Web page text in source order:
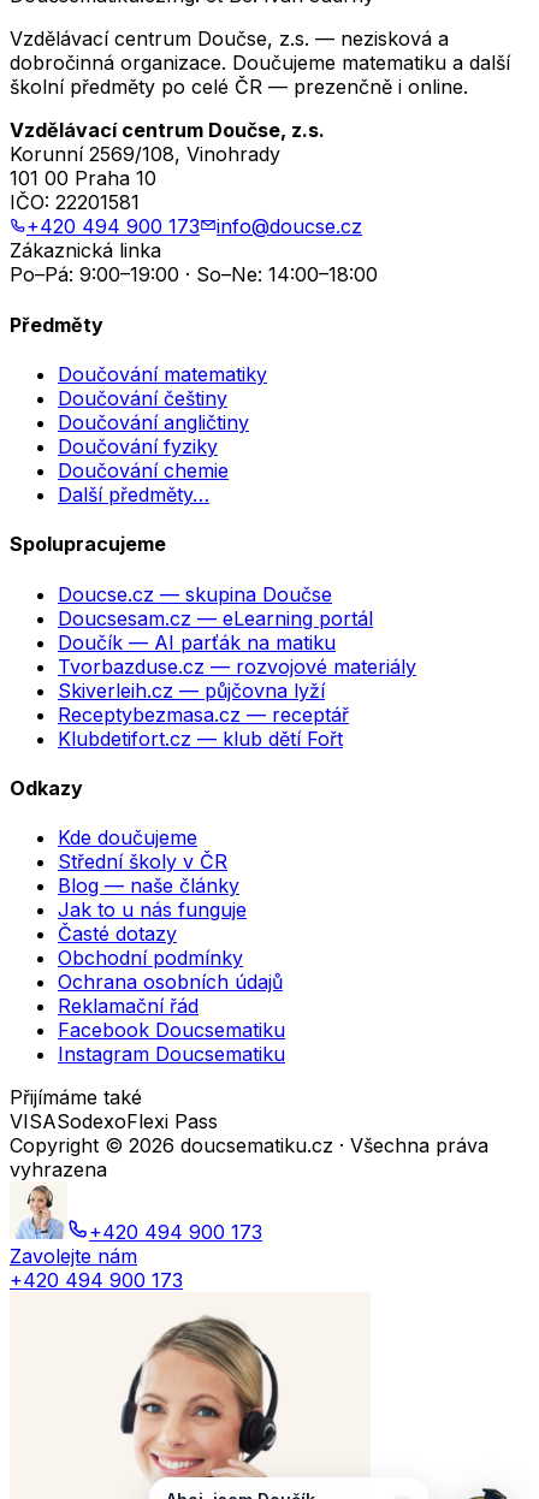
Vzdělávací centrum Doučse, z.s. — nezisková a
dobročinná organizace. Doučujeme matematiku a další
školní předměty po celé ČR — prezenčně i online.
Vzdělávací centrum Doučse, z.s.
Korunní 2569/108, Vinohrady
101 00 Praha 10
IČO: 22201581
+420 494 900 173
info@doucse.cz
Zákaznická linka
Po–Pá: 9:00–19:00 · So–Ne: 14:00–18:00
Předměty
Doučování matematiky
Doučování češtiny
Doučování angličtiny
Doučování fyziky
Doučování chemie
Další předměty…
Spolupracujeme
Doucse.cz — skupina Doučse
Doucsesam.cz — eLearning portál
Doučík — AI parťák na matiku
Tvorbazduse.cz — rozvojové materiály
Skiverleih.cz — půjčovna lyží
Receptybezmasa.cz — receptář
Klubdetifort.cz — klub dětí Fořt
Odkazy
Kde doučujeme
Střední školy v ČR
Blog — naše články
Jak to u nás funguje
Časté dotazy
Obchodní podmínky
Ochrana osobních údajů
Reklamační řád
Facebook Doucsematiku
Instagram Doucsematiku
Přijímáme také
VISASodexoFlexi Pass
Copyright © 2026 doucsematiku.cz · Všechna práva
vyhrazena
+420 494 900 173
Zavolejte nám
+420 494 900 173